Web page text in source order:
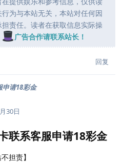
为与本站无关，本站对任何因
责任。读者在获取信息实际操
广告合作请联系站长！
回复
申请18彩金
30日
联系客服申请18彩金
担责】